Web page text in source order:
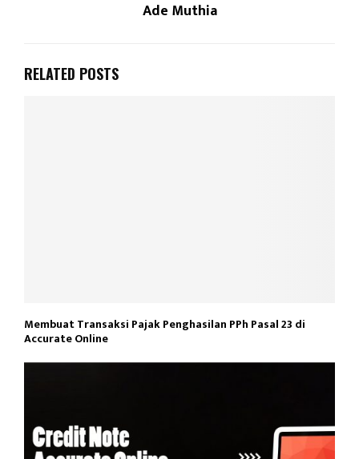
Ade Muthia
RELATED POSTS
Membuat Transaksi Pajak Penghasilan PPh Pasal 23 di
Accurate Online